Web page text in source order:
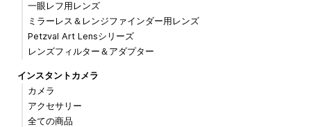
一眼レフ用レンズ
ミラーレス＆レンジファインダー用レンズ
Petzval Art Lensシリーズ
レンズフィルター＆アダプター
インスタントカメラ
カメラ
アクセサリー
全ての商品